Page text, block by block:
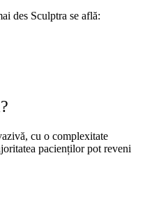
des Sculptra se află:
cu o complexitate
pacienților pot reveni